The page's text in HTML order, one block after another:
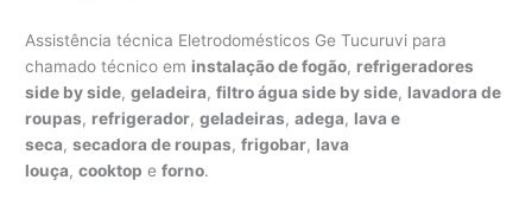
Assistência técnica Eletrodomésticos Ge Tucuruvi para
chamado técnico em instalação de fogão, refrigeradores
side by side,geladeira,filtro água side by side, lavadora de
roupas, refrigerador,geladeiras,adega, lava e
seca,secadora de roupas,frigobar, lava
louça,cooktop eforno.